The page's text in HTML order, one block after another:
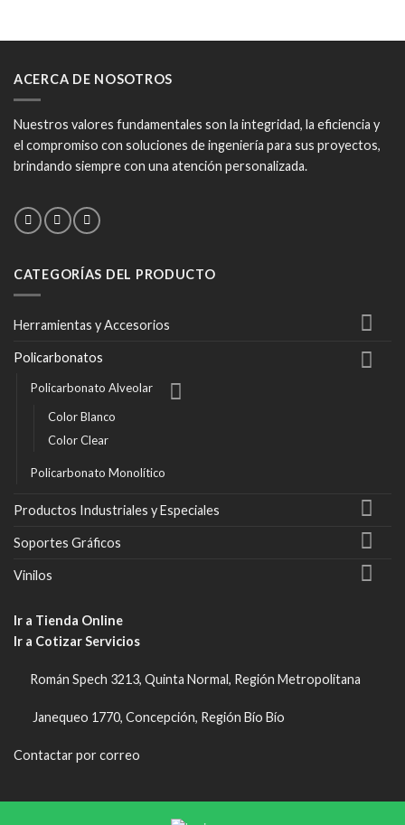
ACERCA DE NOSOTROS
Nuestros valores fundamentales son la integridad, la eficiencia y
el compromiso con soluciones de ingeniería para sus proyectos,
brindando siempre con una atención personalizada.
CATEGORÍAS DEL PRODUCTO
Herramientas y Accesorios
Policarbonatos
Policarbonato Alveolar
Color Blanco
Color Clear
Policarbonato Monolítico
Productos Industriales y Especiales
Soportes Gráficos
Vinilos
Ir a Tienda Online
Ir a Cotizar Servicios
Román Spech 3213, Quinta Normal, Región Metropolitana
Janequeo 1770, Concepción, Región Bío Bío
Contactar por correo